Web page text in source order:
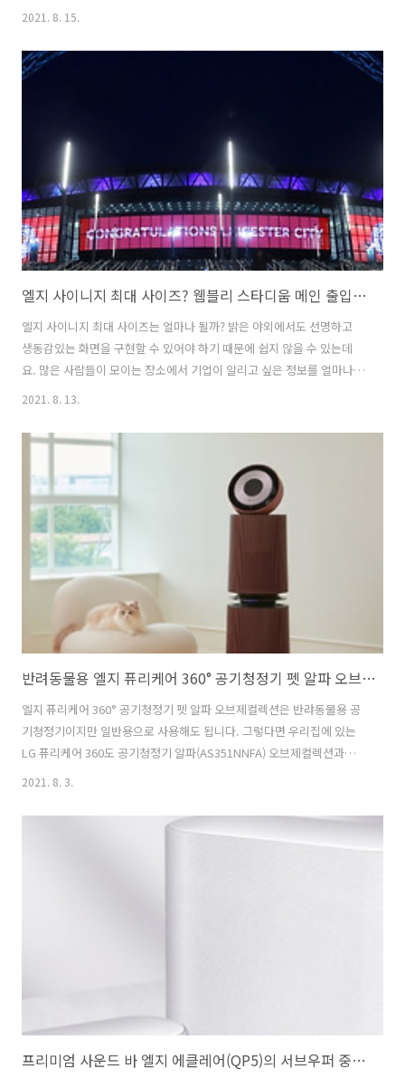
터 비교되는 거 있죠. 하는 일 없이 바쁜 일상에서 로봇청소기가 먼지청
나 스마트폰으로 연동이 가능하기 때문에 외출이나 퇴큰 전에 미리 밖에
서 청소를 시키면 훨씬 편하겠죠. 그래서 로봇청소기를 사용하게 되는 게
가전제품들을 교체하는 분도 있고 처음부터 세팅하는 분들도 많을 텐데
요. 코로나19만 아니..
2021. 8. 15.
엘지 사이니지 최대 사이즈? 웸블리 스타디움 메인 출입구 총 840㎡ 초대형 LED 전광판 조성
엘지 사이니지 최대 사이즈는 얼마나 될까? 밝은 야외에서도 선명하고
생동감있는 화면을 구현할 수 있어야 하기 때문에 쉽지 않을 수 있는데
요. 많은 사람들이 모이는 장소에서 기업이 알리고 싶은 정보를 얼마나
효과적으로 제공할 수 있을까? 얼마나 잘 알리느냐에 따라 홍보 및 매출
LG전자의 사이니지는 직접 현장에서 눈으로 확인하면서 많은 기대를 했
리 스타디움에 초대형 LED 사이니지를 설치했다는 소식입니다. 웸블리
스타디움 메인 출입구 총 840㎡ 초대형 LED 전광판 조성은 상상하기 힘
든 사이즈가 아닐까 싶습니다. LG전자 사이니지 꾸준한 공급확대 LG전
자의 사이니지사 ..
2021. 8. 13.
반려동물용 엘지 퓨리케어 360° 공기청정기 펫 알파 오브제컬렉션!! 일반 공기청정기와 차이는?
엘지 퓨리케어 360° 공기청정기 펫 알파 오브제컬렉션은 반랴동물용 공
기청정기이지만 일반용으로 사용해도 됩니다. 그렇다면 우리집에 있는
LG 퓨리케어 360도 공기청정기 알파(AS351NNFA) 오브제컬렉션과는
어떤 차이가 있을까요. 반려동물을 키우지는 않지만 가능성이 있다면 어
정기 알파(AS351NNFA) 오브제 컬렉션을 사용한다면 반려동물용 모델
의 필터만 교체하면 되는 게 아닌가? 뭐 이런 의문이 드는 것도 사실입니
2021. 8. 3.
프리미엄 사운드 바 엘지 에클레어(QP5)의 서브우퍼 중저음과 인테리어 오브제로 기대되는 이유